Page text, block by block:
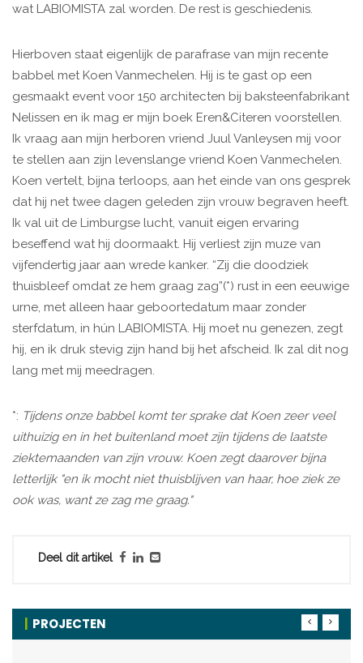
wat LABIOMISTA zal worden. De rest is geschiedenis.
Hierboven staat eigenlijk de parafrase van mijn recente
babbel met Koen Vanmechelen. Hij is te gast op een
gesmaakt event voor 150 architecten bij baksteenfabrikant
Nelissen en ik mag er mijn boek Eren&Citeren voorstellen.
Ik vraag aan mijn herboren vriend Juul Vanleysen mij voor
te stellen aan zijn levenslange vriend Koen Vanmechelen.
Koen vertelt, bijna terloops, aan het einde van ons gesprek
dat hij net twee dagen geleden zijn vrouw begraven heeft.
Ik val uit de Limburgse lucht, vanuit eigen ervaring
beseffend wat hij doormaakt. Hij verliest zijn muze van
vijfendertig jaar aan wrede kanker. “Zij die doodziek
thuisbleef omdat ze hem graag zag”(*) rust in een eeuwige
urne, met alleen haar geboortedatum maar zonder
sterfdatum, in hún LABIOMISTA. Hij moet nu genezen, zegt
hij, en ik druk stevig zijn hand bij het afscheid. Ik zal dit nog
lang met mij meedragen.
*: Tijdens onze babbel komt ter sprake dat Koen zeer veel
uithuizig en in het buitenland moet zijn tijdens de laatste
ziektemaanden van zijn vrouw. Koen zegt daarover bijna
letterlijk "en ik mocht niet thuisblijven van haar, hoe ziek ze
ook was, want ze zag me graag."
Deel dit artikel
PROJECTEN